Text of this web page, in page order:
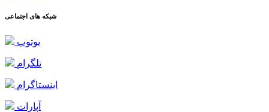
شبکه های اجتماعی
یوتوب
تلگرام
اینستاگرام
آپارات